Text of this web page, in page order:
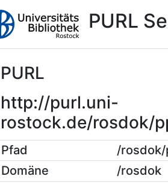
PURL
PURL
http://purl.uni-
rostock.de/rosdok/
Pfad
/rosdok/
Domäne
/rosdok